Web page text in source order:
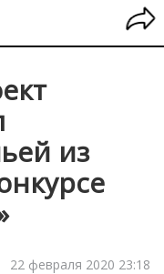
из
22 февраля 2020 23:18